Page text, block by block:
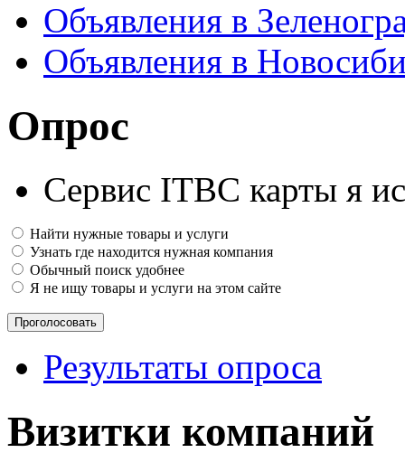
Объявления в
Объявления в
Опрос
Сервис ITBC карты я
Найти нужные товары и услуги
Узнать где находится нужная компания
Обычный поиск удобнее
Я не ищу товары и услуги на этом сайте
Результаты опроса
Визитки компаний